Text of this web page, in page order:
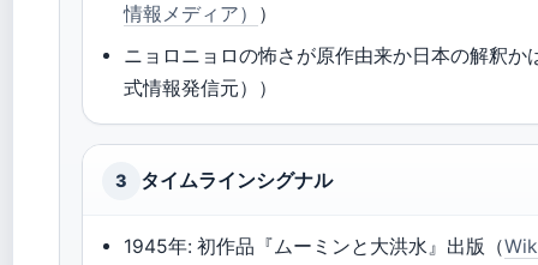
情報メディア） ）
ニョロニョロの怖さが原作由来か日本の解釈
式情報発信元））
3 タイムラインシグナル
1945年: 初作品『ムーミンと大洪水』出版（